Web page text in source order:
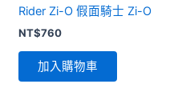
Rider Zi-O 假面騎士 Zi-O
NT$760
加入購物車